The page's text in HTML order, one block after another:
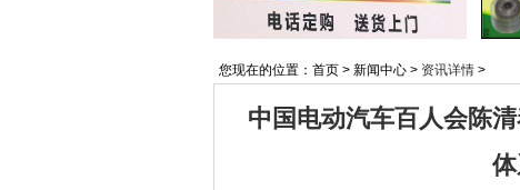
您现在的位置： 首页 > 新闻中心 > 资讯详情 >
中国电动汽车百人会陈